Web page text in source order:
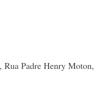
Padre Henry Moton,